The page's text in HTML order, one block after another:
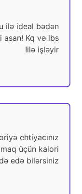
ilə ideal bədən
asan! Kq və lbs
ilə işləyir!
ehtiyacınız
üçün kalori
edə bilərsiniz.